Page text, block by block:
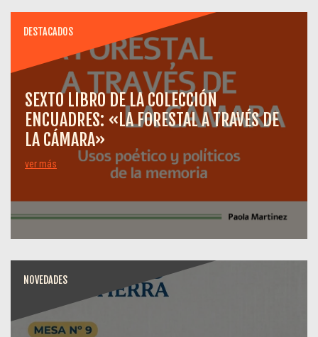
DESTACADOS
SEXTO LIBRO DE LA COLECCIÓN
ENCUADRES: «LA FORESTAL A TRAVÉS DE
LA CÁMARA»
ver más
NOVEDADES